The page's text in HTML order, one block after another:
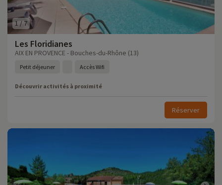
1 / 7
Les Floridianes
AIX EN PROVENCE - Bouches-du-Rhône (13)
Petit déjeuner Accès Wifi
Découvrir activités à proximité
Réserver